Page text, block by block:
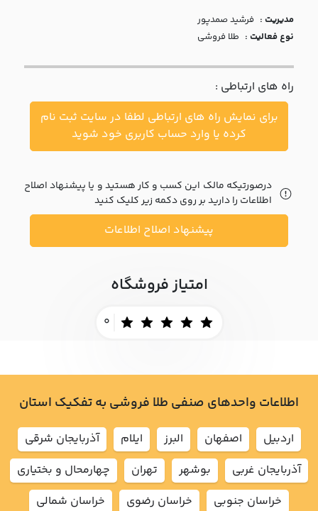
مقالات
اخبار
پرسش
متداول
خواست
مدیریت : فرشيد صمدپور
نوع فعالیت : طلا فروشی
راه های ارتباطی :
برای نمایش راه های ارتباطی لطفا در سایت ثبت نام
کرده یا وارد حساب کاربری خود شوید
درصورتیکه مالک این کسب و کار هستید و یا پیشنهاد اصلاح
اطلاعات را دارید بر روی دکمه زیر کلیک کنید
پیشنهاد اصلاح اطلاعات
امتیاز فروشگاه
0
اطلاعات واحدهای صنفی طلا فروشی به تفکیک استان
اردبيل اصفهان البرز ايلام
آذربايجان شرقي
آذربايجان غربي
بوشهر تهران
چهارمحال و بختياري
خراسان جنوبي
خراسان رضوي
خراسان شمالي